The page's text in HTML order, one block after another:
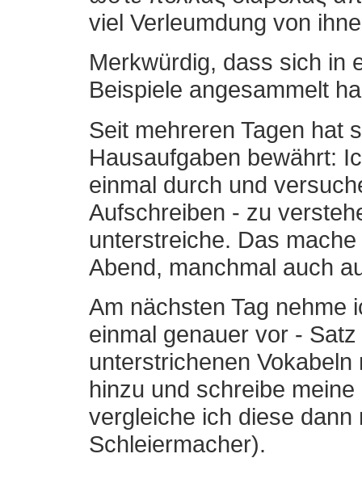
viel Verleumdung von
Merkwürdig, dass sich in
Beispiele angesammelt
Seit mehreren Tagen hat
Hausaufgaben bewährt:
einmal durch und
Aufschreiben - zu
unterstreiche. Das
Abend, manchmal auch
Am nächsten Tag nehme
einmal genauer vor -
unterstrichenen
hinzu und schreibe
vergleiche ich diese
Schleiermacher).